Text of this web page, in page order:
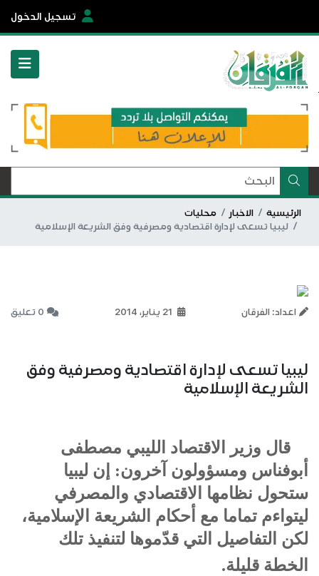
تسجيل الدخول
الرئيسية الاخبار
محليات
ليبيا تسعى لإدارة اقتصادية ومصرفية وفق الشريعة الإسلامية
اعداد: الفرقان 0 تعليق
ليبيا تسعى لإدارة اقتصادية ومصرفية وفق
الشريعة الإسلامية
قال وزير الاقتصاد الليبي مصطفى
أبوفناس ومسؤولون آخرون: إن ليبيا
ستحول نظامها الاقتصادي والمصرفي
ليتواءم تماما مع أحكام الشريعة الإسلامية،
لكن التفاصيل التي قدّموها لتنفيذ تلك
الخطة قليلة.